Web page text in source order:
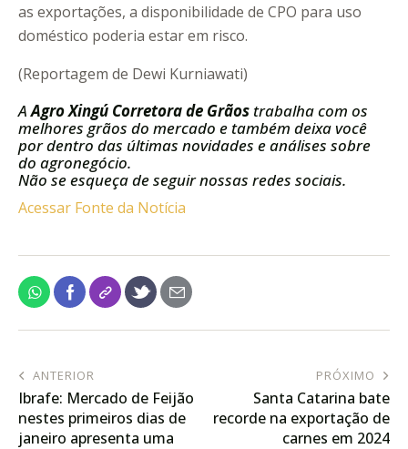
as exportações, a disponibilidade de CPO para uso
doméstico poderia estar em risco.
(Reportagem de Dewi Kurniawati)
AAgro Xingú Corretora de Grãos trabalha com os
melhores grãos do mercado e também deixa você
por dentro das últimas novidades e análises sobre
do agronegócio.
Não se esqueça de seguir nossas redes sociais.
Acessar Fonte da Notícia
ANTERIOR
Ibrafe: Mercado de Feijão
nestes primeiros dias de
janeiro apresenta uma
PRÓXIMO
Santa Catarina bate
recorde na exportação de
carnes em 2024